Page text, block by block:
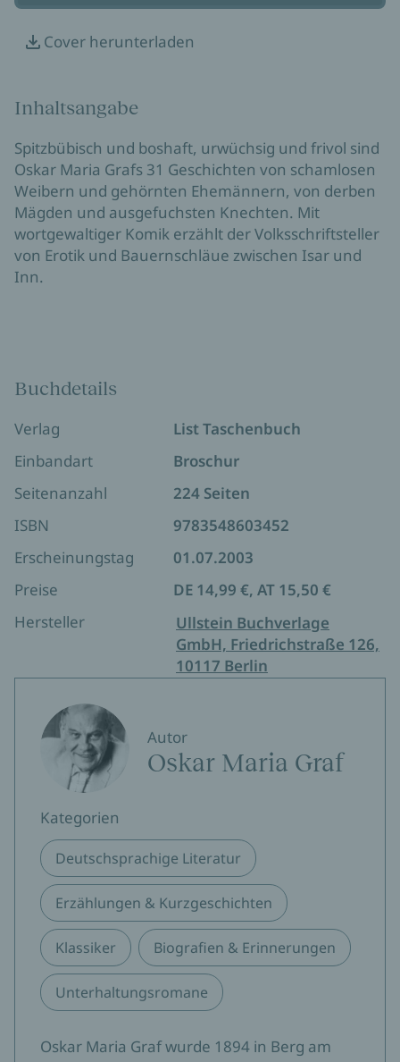
Cover herunterladen
Inhaltsangabe
Spitzbübisch und boshaft, urwüchsig und frivol sind
Oskar Maria Grafs 31 Geschichten von schamlosen
Weibern und gehörnten Ehemännern, von derben
Mägden und ausgefuchsten Knechten. Mit
wortgewaltiger Komik erzählt der Volksschriftsteller
von Erotik und Bauernschläue zwischen Isar und
Inn.
Buchdetails
Verlag
List Taschenbuch
Einbandart
Broschur
Seitenanzahl
224 Seiten
ISBN
9783548603452
Erscheinungstag
01.07.2003
Preise
DE 14,99 €, AT 15,50 €
Hersteller
Ullstein Buchverlage
GmbH, Friedrichstraße 126,
10117 Berlin
Autor
Oskar Maria Graf
Kategorien
Deutschsprachige Literatur
Erzählungen & Kurzgeschichten
Klassiker Biografien & Erinnerungen
Unterhaltungsromane
Oskar Maria Graf wurde 1894 in Berg am